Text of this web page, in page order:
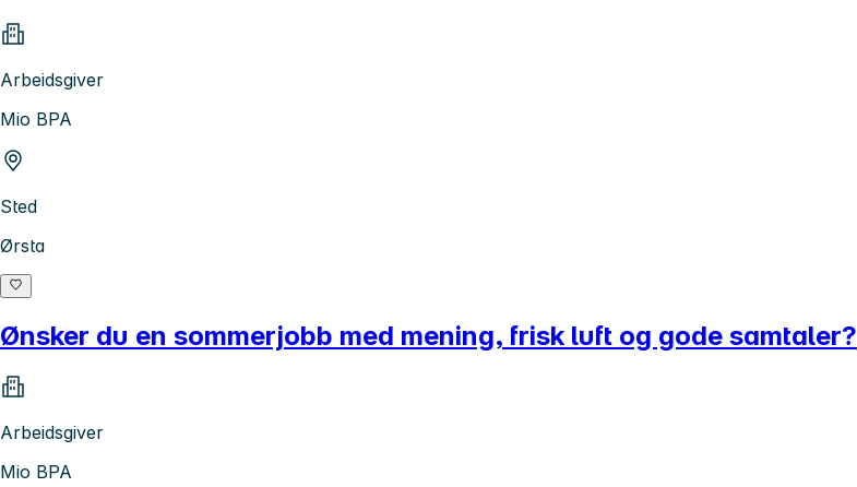
Arbeidsgiver
Mio BPA
Sted
Ørsta
Ønsker du en sommerjobb med mening, frisk luft og gode samtaler?
Arbeidsgiver
Mio BPA